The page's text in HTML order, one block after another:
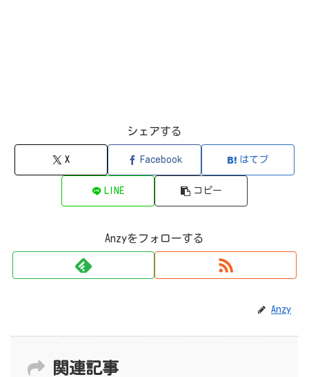
シェアする
X Facebook はてブ
LINE コピー
Anzyをフォローする
Anzy
関連記事